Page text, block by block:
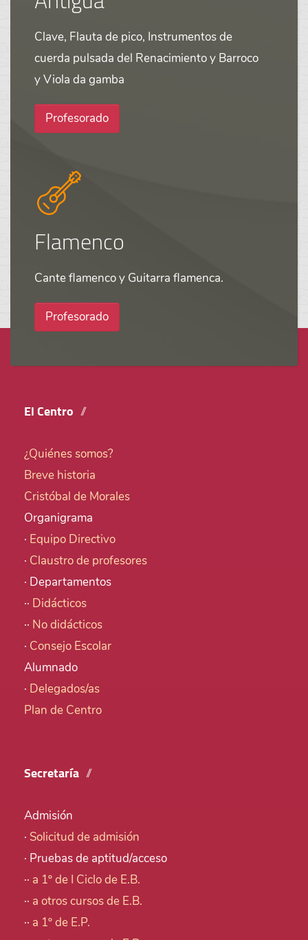
Clave, Flauta de pico, Instrumentos de
cuerda pulsada del Renacimiento y Barroco
y Viola da gamba
Profesorado
Flamenco
Cante flamenco y Guitarra flamenca.
Profesorado
El Centro
¿Quiénes somos?
Breve historia
Cristóbal de Morales
Organigrama
· Equipo Directivo
· Claustro de profesores
· Departamentos
·· Didácticos
·· No didácticos
· Consejo Escolar
Alumnado
· Delegados/as
Plan de Centro
Secretaría
Admisión
· Solicitud de admisión
· Pruebas de aptitud/acceso
·· a 1º de I Ciclo de E.B.
·· a otros cursos de E.B.
·· a 1º de E.P.